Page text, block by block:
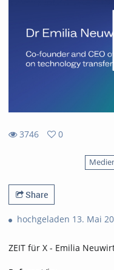
3746
0
Share
hochgeladen 13. Mai
ZEIT für X - Emilia